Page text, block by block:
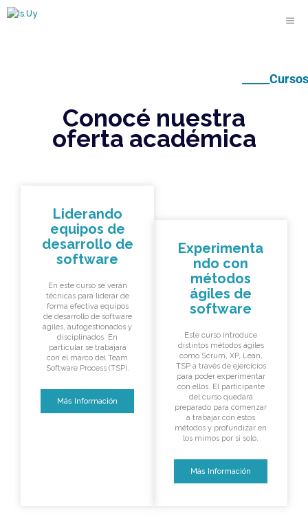
Cursos
Conocé nuestra
oferta académica
Liderando
equipos de
desarrollo de
software
En este curso se verán
técnicas para liderar de
forma efectiva equipos
de desarrollo de software
ágiles, autogestionados y
disciplinados. En
particular se trabajará
con el marco del Team
Software Process (TSP).
Más Información
Experimenta
ndo con
métodos
ágiles de
software
Este curso introduce
distintos métodos ágiles
como Scrum, XP, Lean,
TSP a través de ejercicios
para poder experimentar
con ellos. El participante
del curso quedará
preparado para comenzar
a trabajar con estos
métodos y profundizar en
los mimos por si solo.
Más Información